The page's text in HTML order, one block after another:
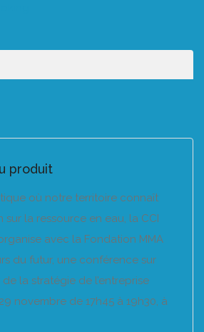
produit
où notre territoire connaît
sur la ressource en eau, la CCI
avec la Fondation MMA
du futur, une conférence sur
la stratégie de l’entreprise
novembre de 17h45 à 19h30, à